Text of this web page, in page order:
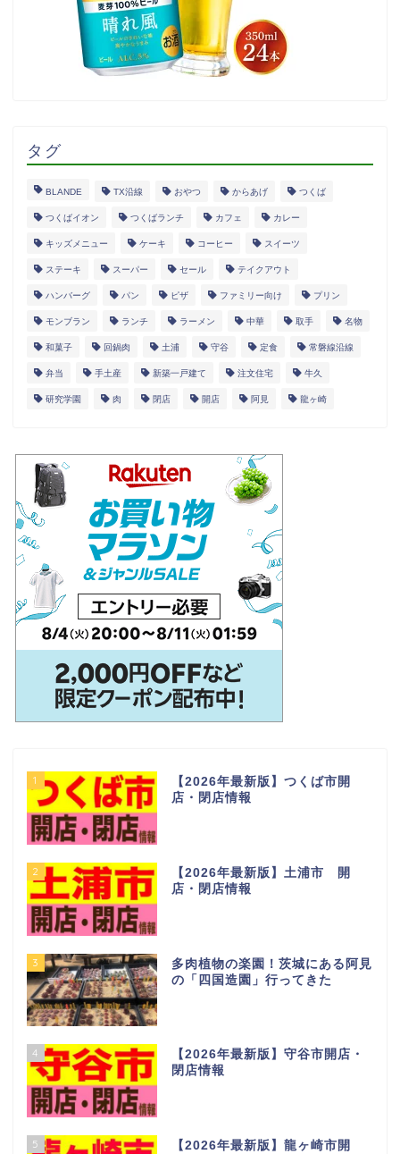
タグ
BLANDE TX沿線 おやつ からあげ つくば
つくばイオン つくばランチ カフェ カレー
キッズメニュー ケーキ コーヒー スイーツ
ステーキ スーパー セール テイクアウト
ハンバーグ パン ピザ ファミリー向け プリン
モンブラン ランチ ラーメン 中華 取手 名物
和菓子 回鍋肉 土浦 守谷 定食 常磐線沿線
弁当 手土産 新築一戸建て 注文住宅 牛久
研究学園 肉 閉店 開店 阿見 龍ヶ崎
1
【2026年最新版】つくば市開
店・閉店情報
2
【2026年最新版】土浦市 開
店・閉店情報
3
多肉植物の楽園！茨城にある阿見
の「四国造園」行ってきた
4
【2026年最新版】守谷市開店・
閉店情報
5
【2026年最新版】龍ヶ崎市開